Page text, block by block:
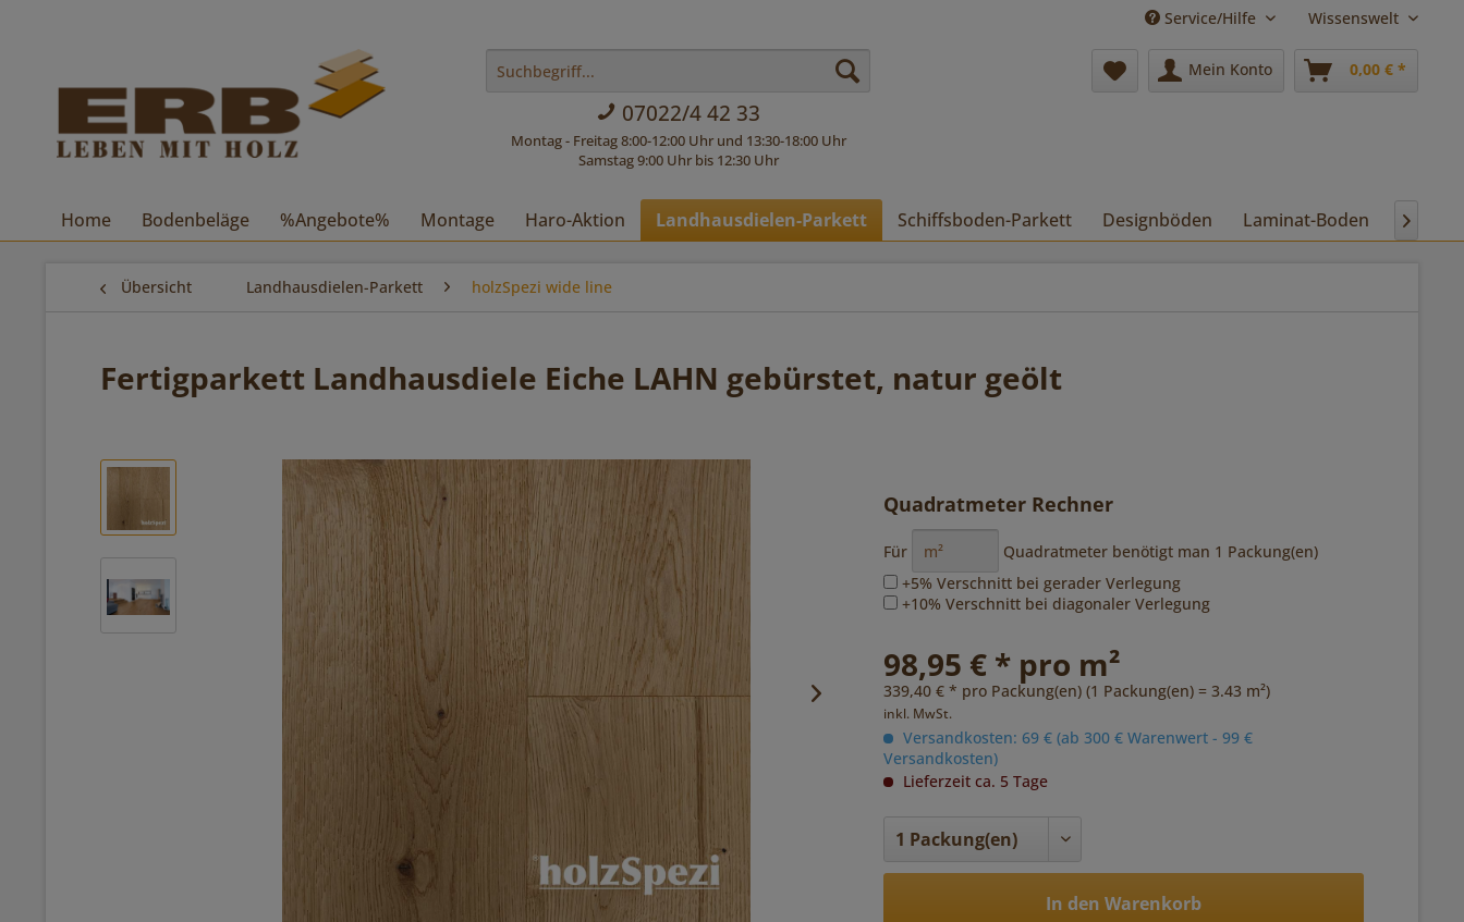
Service/Hilfe Wissenswelt
07022/4 42 33
Montag - Freitag 8:00-12:00 Uhr und 13:30-18:00 Uhr
Samstag 9:00 Uhr bis 12:30 Uhr
Mein Konto 0,00 € *
Home Bodenbeläge %Angebote% Montage Haro-Aktion Landhausdielen-Parkett Schiffsboden-Parkett Designböden Laminat-Boden Pflege

Übersicht Landhausdielen-Parkett holzSpezi wide line
Fertigparkett Landhausdiele Eiche LAHN gebürstet, natur geölt
Quadratmeter Rechner
Für Quadratmeter benötigt man 1 Packung(en)
+5% Verschnitt bei gerader Verlegung
+10% Verschnitt bei diagonaler Verlegung
98,95 € * pro m²
339,40 € * pro Packung(en) (1 Packung(en) = 3.43 m²)
inkl. MwSt.
Versandkosten: 69 € (ab 300 € Warenwert - 99 €
Versandkosten)
Lieferzeit ca. 5 Tage
In den Warenkorb